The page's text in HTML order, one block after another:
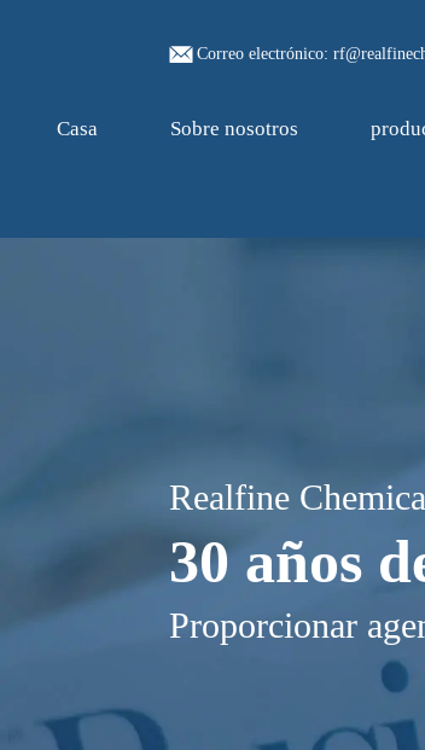
Correo electrónico:
Casa Sobre nosotros
Realfine
30 años
Proporcionar